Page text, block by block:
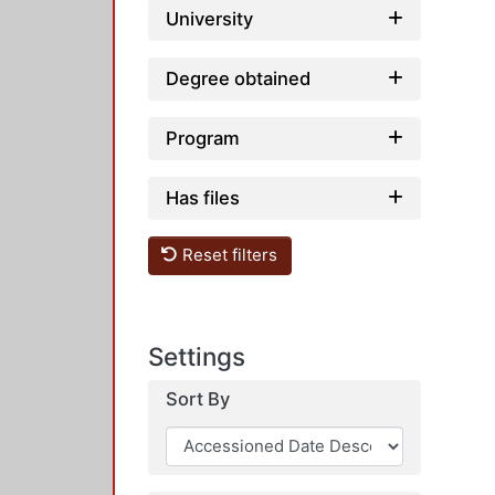
University
Degree obtained
Program
Has files
Reset filters
Settings
Sort By